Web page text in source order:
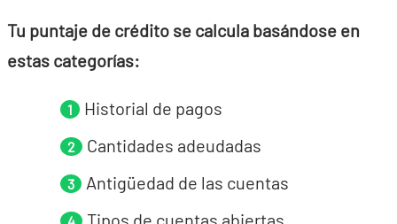
Tu puntaje de crédito se calcula basándose en
estas categorías:
Historial de pagos
Cantidades adeudadas
Antigüedad de las cuentas
Tipos de cuentas abiertas